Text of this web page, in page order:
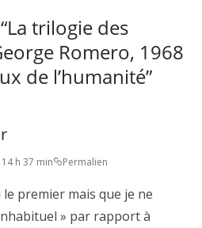
La trilogie des
Romero, 1968
de l’humanité”
h 37 min Permalien
premier mais que je ne
» par rapport à